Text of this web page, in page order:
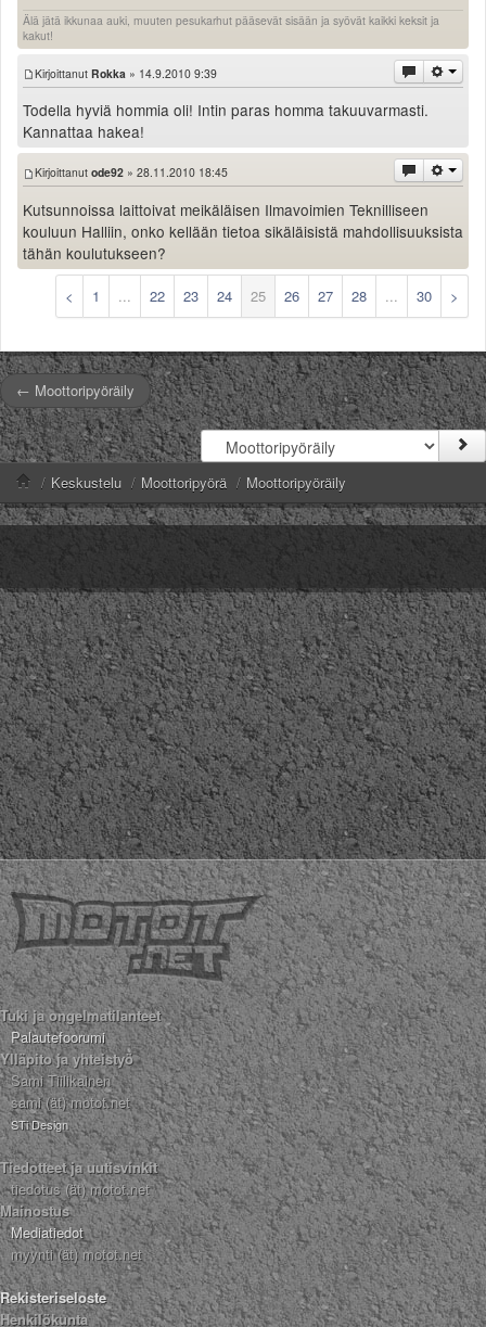
Älä jätä ikkunaa auki, muuten pesukarhut pääsevät sisään ja syövät kaikki keksit ja
kakut!
Kirjoittanut Rokka » 14.9.2010 9:39
Todella hyviä hommia oli! Intin paras homma takuuvarmasti.
Kannattaa hakea!
Kirjoittanut ode92 » 28.11.2010 18:45
Kutsunnoissa laittoivat meikäläisen Ilmavoimien Teknilliseen
kouluun Halliin, onko kellään tietoa sikäläisistä mahdollisuuksista
tähän koulutukseen?
< 1 ... 22 23 24 25 26 27 28 ... 30 >
← Moottoripyöräily
/ Keskustelu / Moottoripyörä / Moottoripyöräily
Tuki ja ongelmatilanteet
Palautefoorumi
Ylläpito ja yhteistyö
Sami Tiilikainen
sami (ät) motot.net
STi Design
Tiedotteet ja uutisvinkit
tiedotus (ät) motot.net
Mainostus
Mediatiedot
myynti (ät) motot.net
Rekisteriseloste
Henkilökunta